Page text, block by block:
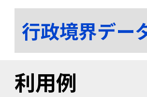
行政境界デー
利用例